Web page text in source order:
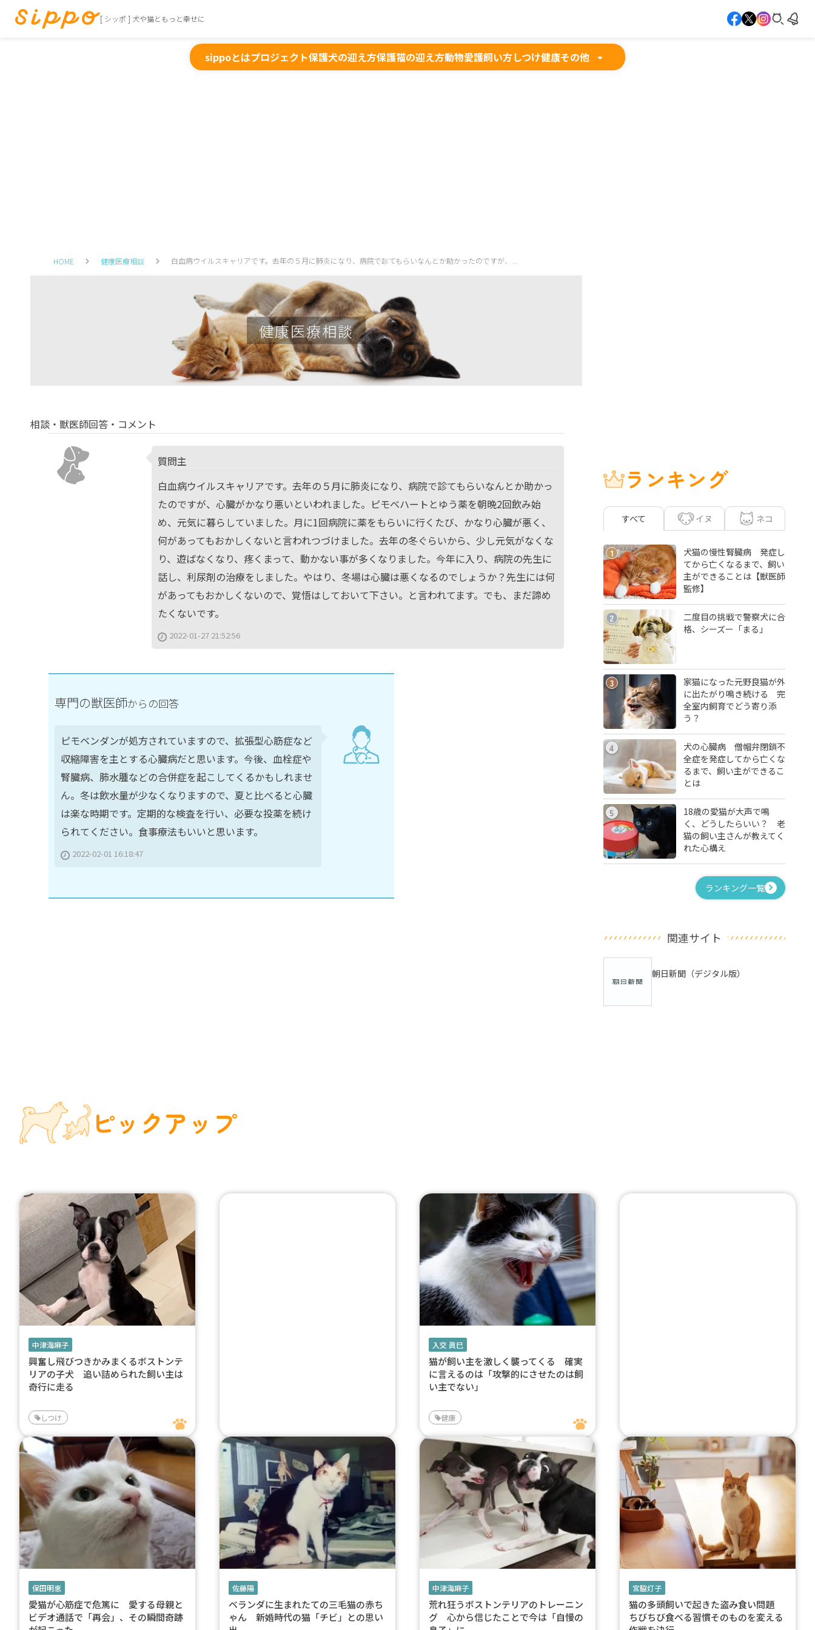
[ シッポ ] 犬や猫ともっと幸せに
sippoとはプロジェクト保護犬の迎え方保護猫の迎え方動物愛護飼い方しつけ健康その他
HOME 健康医療相談 白血病ウイルスキャリアです。去年の５月に肺炎になり、病院で診てもらいなんとか助かったのですが、...
健康医療相談
相談・獣医師回答・コメント
質問主
白血病ウイルスキャリアです。去年の５月に肺炎になり、病院で診てもらいなんとか助かっ
たのですが、心臓がかなり悪いといわれました。ピモベハートとゆう薬を朝晩2回飲み始
め、元気に暮らしていました。月に1回病院に薬をもらいに行くたび、かなり心臓が悪く、
何があってもおかしくないと言われつづけました。去年の冬ぐらいから、少し元気がなくな
り、遊ばなくなり、疼くまって、動かない事が多くなりました。今年に入り、病院の先生に
話し、利尿剤の治療をしました。やはり、冬場は心臓は悪くなるのでしょうか？先生には何
があってもおかしくないので、覚悟はしておいて下さい。と言われてます。でも、まだ諦め
たくないです。
2022-01-27 21:52:56
専門の獣医師からの回答
ピモベンダンが処方されていますので、拡張型心筋症など
収縮障害を主とする心臓病だと思います。今後、血栓症や
腎臓病、肺水腫などの合併症を起こしてくるかもしれませ
ん。冬は飲水量が少なくなりますので、夏と比べると心臓
は楽な時期です。定期的な検査を行い、必要な投薬を続け
られてください。食事療法もいいと思います。
2022-02-01 16:18:47
ランキング
すべて イヌ ネコ
1
犬猫の慢性腎臓病 発症し
てから亡くなるまで、飼い
主ができることは【獣医師
監修】
2
二度目の挑戦で警察犬に合
格、シーズー「まる」
3
家猫になった元野良猫が外
に出たがり鳴き続ける 完
全室内飼育でどう寄り添
う？
4
犬の心臓病 僧帽弁閉鎖不
全症を発症してから亡くな
るまで、飼い主ができるこ
とは
5
18歳の愛猫が大声で鳴
く、どうしたらいい？ 老
猫の飼い主さんが教えてく
れた心構え
ランキング一覧
関連サイト
朝日新聞（デジタル版）
ピックアップ
中津海麻子
興奮し飛びつきかみまくるボストンテ
リアの子犬 追い詰められた飼い主は
奇行に走る
しつけ
入交 眞巳
猫が飼い主を激しく襲ってくる 確実
に言えるのは「攻撃的にさせたのは飼
い主でない」
健康
保田明恵
愛猫が心筋症で危篤に 愛する母親と
ビデオ通話で「再会」、その瞬間奇跡
佐藤陽
ベランダに生まれたての三毛猫の赤ち
ゃん 新婚時代の猫「チビ」との思い
中津海麻子
荒れ狂うボストンテリアのトレーニン
グ 心から信じたことで今は「自慢の
宮脇灯子
猫の多頭飼いで起きた盗み食い問題
ちびちび食べる習慣そのものを変える